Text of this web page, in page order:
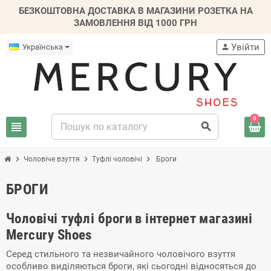
БЕЗКОШТОВНА ДОСТАВКА В МАГАЗИНИ РОЗЕТКА НА
ЗАМОВЛЕННЯ ВІД 1000 ГРН
Українська
view_headline search
person Увійти
0
chevron_right Чоловіче взуття chevron_right Туфлі чоловічі chevron_right Броги
БРОГИ
Чоловічі туфлі броги в інтернет магазині
Mercury Shoes
Серед стильного та незвичайного чоловічого взуття
особливо виділяються броги, які сьогодні відносяться до